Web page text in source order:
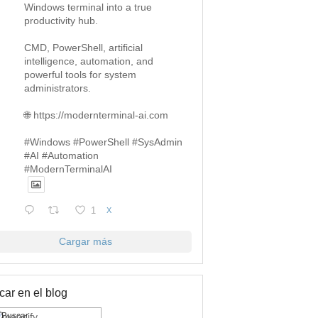
Windows terminal into a true
productivity hub.
CMD, PowerShell, artificial
intelligence, automation, and
powerful tools for system
administrators.
🌐 https://modernterminal-ai.com
#Windows #PowerShell #SysAdmin
#AI #Automation
#ModernTerminalAI
1 X
Cargar más
en el blog